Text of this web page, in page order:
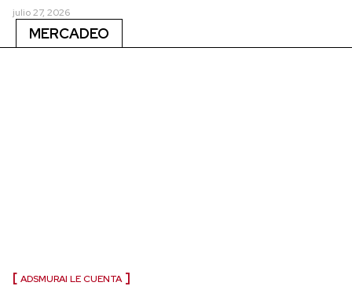
julio 27, 2026
MERCADEO
ADSMURAI LE CUENTA